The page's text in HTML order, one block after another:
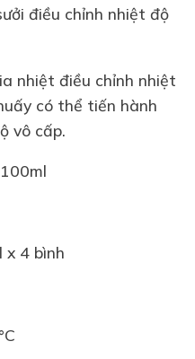
điều chỉnh nhiệt độ
nhiệt điều chỉnh nhiệt
có thể tiến hành
vô cấp.
x 4 bình